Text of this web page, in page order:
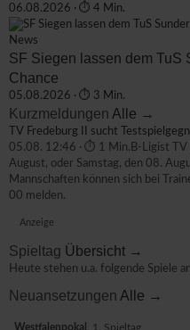
06.08.2026 · ⏱ 4 Min.
News
SF Siegen lassen dem TuS
Chance
05.08.2026 · ⏱ 3 Min.
Kurzmeldungen Alle →
TV Fredeburg II sucht
05.08. 12:46 · ⏱ 1 Min. B-Ligist
August, oder Samstag, den 08.
Mannschaften können sich bei
00 melden.
Anzeige
Spieltag Übersicht →
Heute stehen u.a. folgende Spiele
Neuansetzungen Alle →
Westfalenpokal
, 1. Spieltag